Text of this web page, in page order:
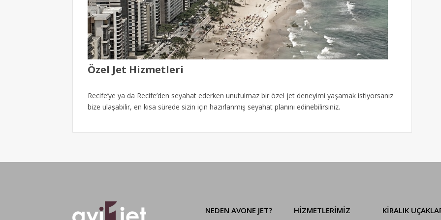
Özel Jet Hizmetleri
Recife’ye ya da Recife’den seyahat ederken unutulmaz bir özel jet deneyimi yaşamak istiyorsanız
bize ulaşabilir, en kısa sürede sizin için hazırlanmış seyahat planını edinebilirsiniz.
NEDEN AVONE JET? HİZMETLERİMİZ KIRALIK